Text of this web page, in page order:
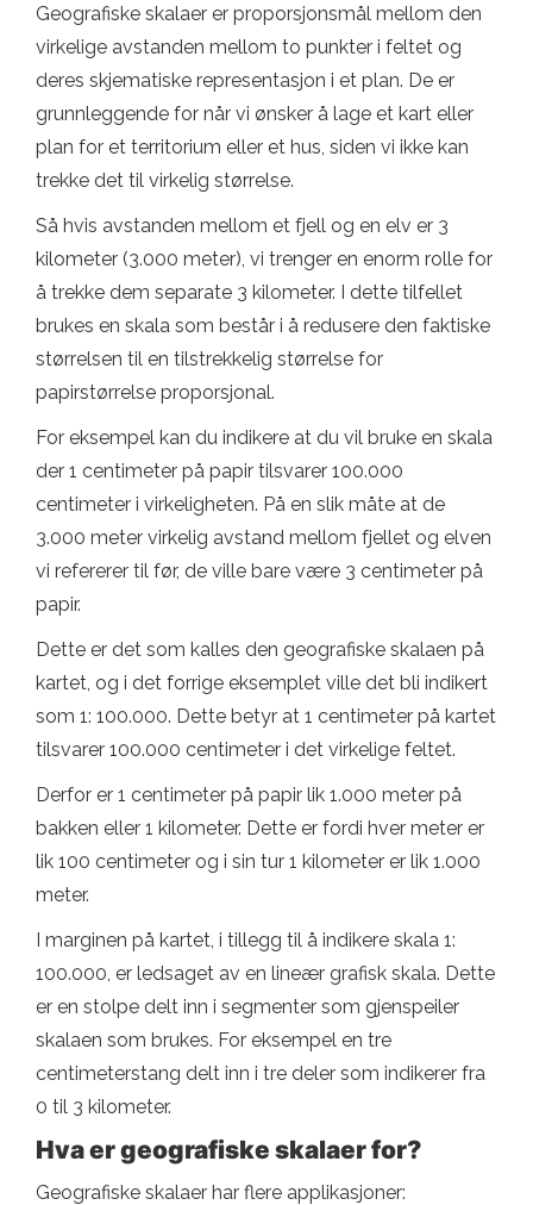
Geografiske skalaer er proporsjonsmål mellom den
virkelige avstanden mellom to punkter i feltet og
deres skjematiske representasjon i et plan. De er
grunnleggende for når vi ønsker å lage et kart eller
plan for et territorium eller et hus, siden vi ikke kan
trekke det til virkelig størrelse.
Så hvis avstanden mellom et fjell og en elv er 3
kilometer (3.000 meter), vi trenger en enorm rolle for
å trekke dem separate 3 kilometer. I dette tilfellet
brukes en skala som består i å redusere den faktiske
størrelsen til en tilstrekkelig størrelse for
papirstørrelse proporsjonal.
For eksempel kan du indikere at du vil bruke en skala
der 1 centimeter på papir tilsvarer 100.000
centimeter i virkeligheten. På en slik måte at de
3.000 meter virkelig avstand mellom fjellet og elven
vi refererer til før, de ville bare være 3 centimeter på
papir.
Dette er det som kalles den geografiske skalaen på
kartet, og i det forrige eksemplet ville det bli indikert
som 1: 100.000. Dette betyr at 1 centimeter på kartet
tilsvarer 100.000 centimeter i det virkelige feltet.
Derfor er 1 centimeter på papir lik 1.000 meter på
bakken eller 1 kilometer. Dette er fordi hver meter er
lik 100 centimeter og i sin tur 1 kilometer er lik 1.000
meter.
I marginen på kartet, i tillegg til å indikere skala 1:
100.000, er ledsaget av en lineær grafisk skala. Dette
er en stolpe delt inn i segmenter som gjenspeiler
skalaen som brukes. For eksempel en tre
centimeterstang delt inn i tre deler som indikerer fra
0 til 3 kilometer.
Hva er geografiske skalaer for?
Geografiske skalaer har flere applikasjoner: